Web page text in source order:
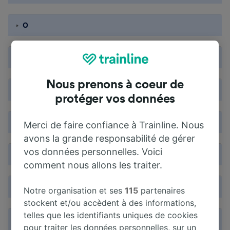
O
R
S
T
U
Nous prenons à coeur de
protéger vos données
Merci de faire confiance à Trainline. Nous
avons la grande responsabilité de gérer
vos données personnelles. Voici
comment nous allons les traiter.
Notre organisation et ses115 partenaires
stockent et/ou accèdent à des informations,
telles que les identifiants uniques de cookies
pour traiter les données personnelles, sur un